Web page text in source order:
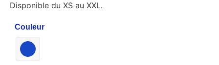
Disponible du XS au XXL.
Couleur